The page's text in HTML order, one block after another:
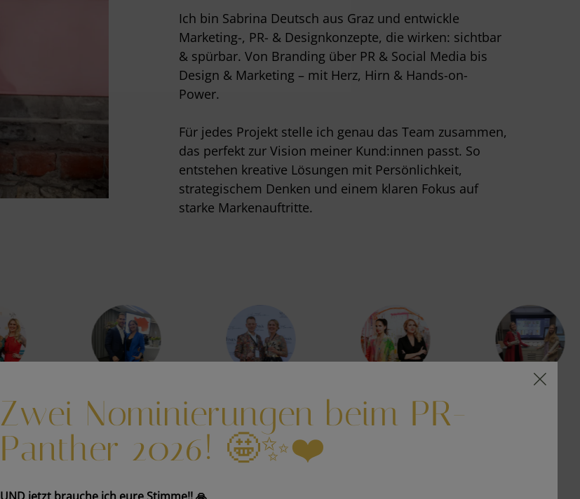
Ich bin Sabrina Deutsch aus Graz und entwickle
Marketing-, PR- & Designkonzepte, die wirken: sichtbar
& spürbar. Von Branding über PR & Social Media bis
Design & Marketing – mit Herz, Hirn & Hands-on-
Power.
Für jedes Projekt stelle ich genau das Team zusammen,
das perfekt zur Vision meiner Kund:innen passt. So
entstehen kreative Lösungen mit Persönlichkeit,
strategischem Denken und einem klaren Fokus auf
starke Markenauftritte.
Zwei Nominierungen beim PR-
Panther 2026! 🤩✨❤️